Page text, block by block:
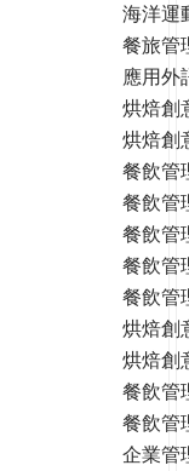
海洋運
餐旅管
應用外
烘焙創
烘焙創
餐飲管
餐飲管
餐飲管
餐飲管
餐飲管
烘焙創
烘焙創
餐飲管
餐飲管
企業管